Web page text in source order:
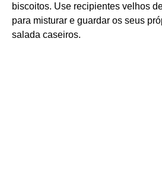
biscoitos. Use recipientes velhos
para misturar e guardar os seus
salada caseiros.